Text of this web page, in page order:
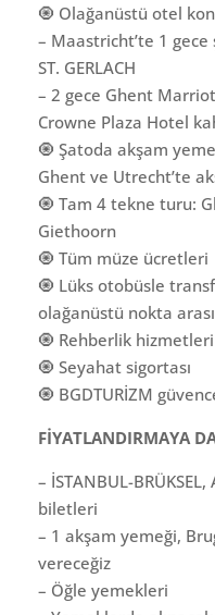
🧿 Olağanüstü otel
– Maastricht’te 1 gece
ST. GERLACH
– 2 gece Ghent
Crowne Plaza Hotel
🧿 Şatoda akşam
Ghent ve Utrecht’te
🧿 Tam 4 tekne turu:
Giethoorn
🧿 Tüm müze ücretleri
🧿 Lüks otobüsle
olağanüstü nokta
🧿 Rehberlik hizmetleri
🧿 Seyahat sigortası
🧿 BGDTURİZM
FİYATLANDIRMAYA
– İSTANBUL-
biletleri
– ⁠1 akşam yemeği,
vereceğiz
– Öğle yemekleri